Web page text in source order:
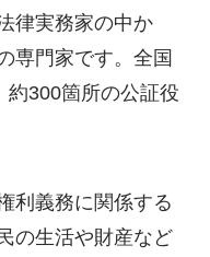
律実務家の中か
専門家です。全国
約300箇所の公証役
利義務に関係する
の生活や財産など